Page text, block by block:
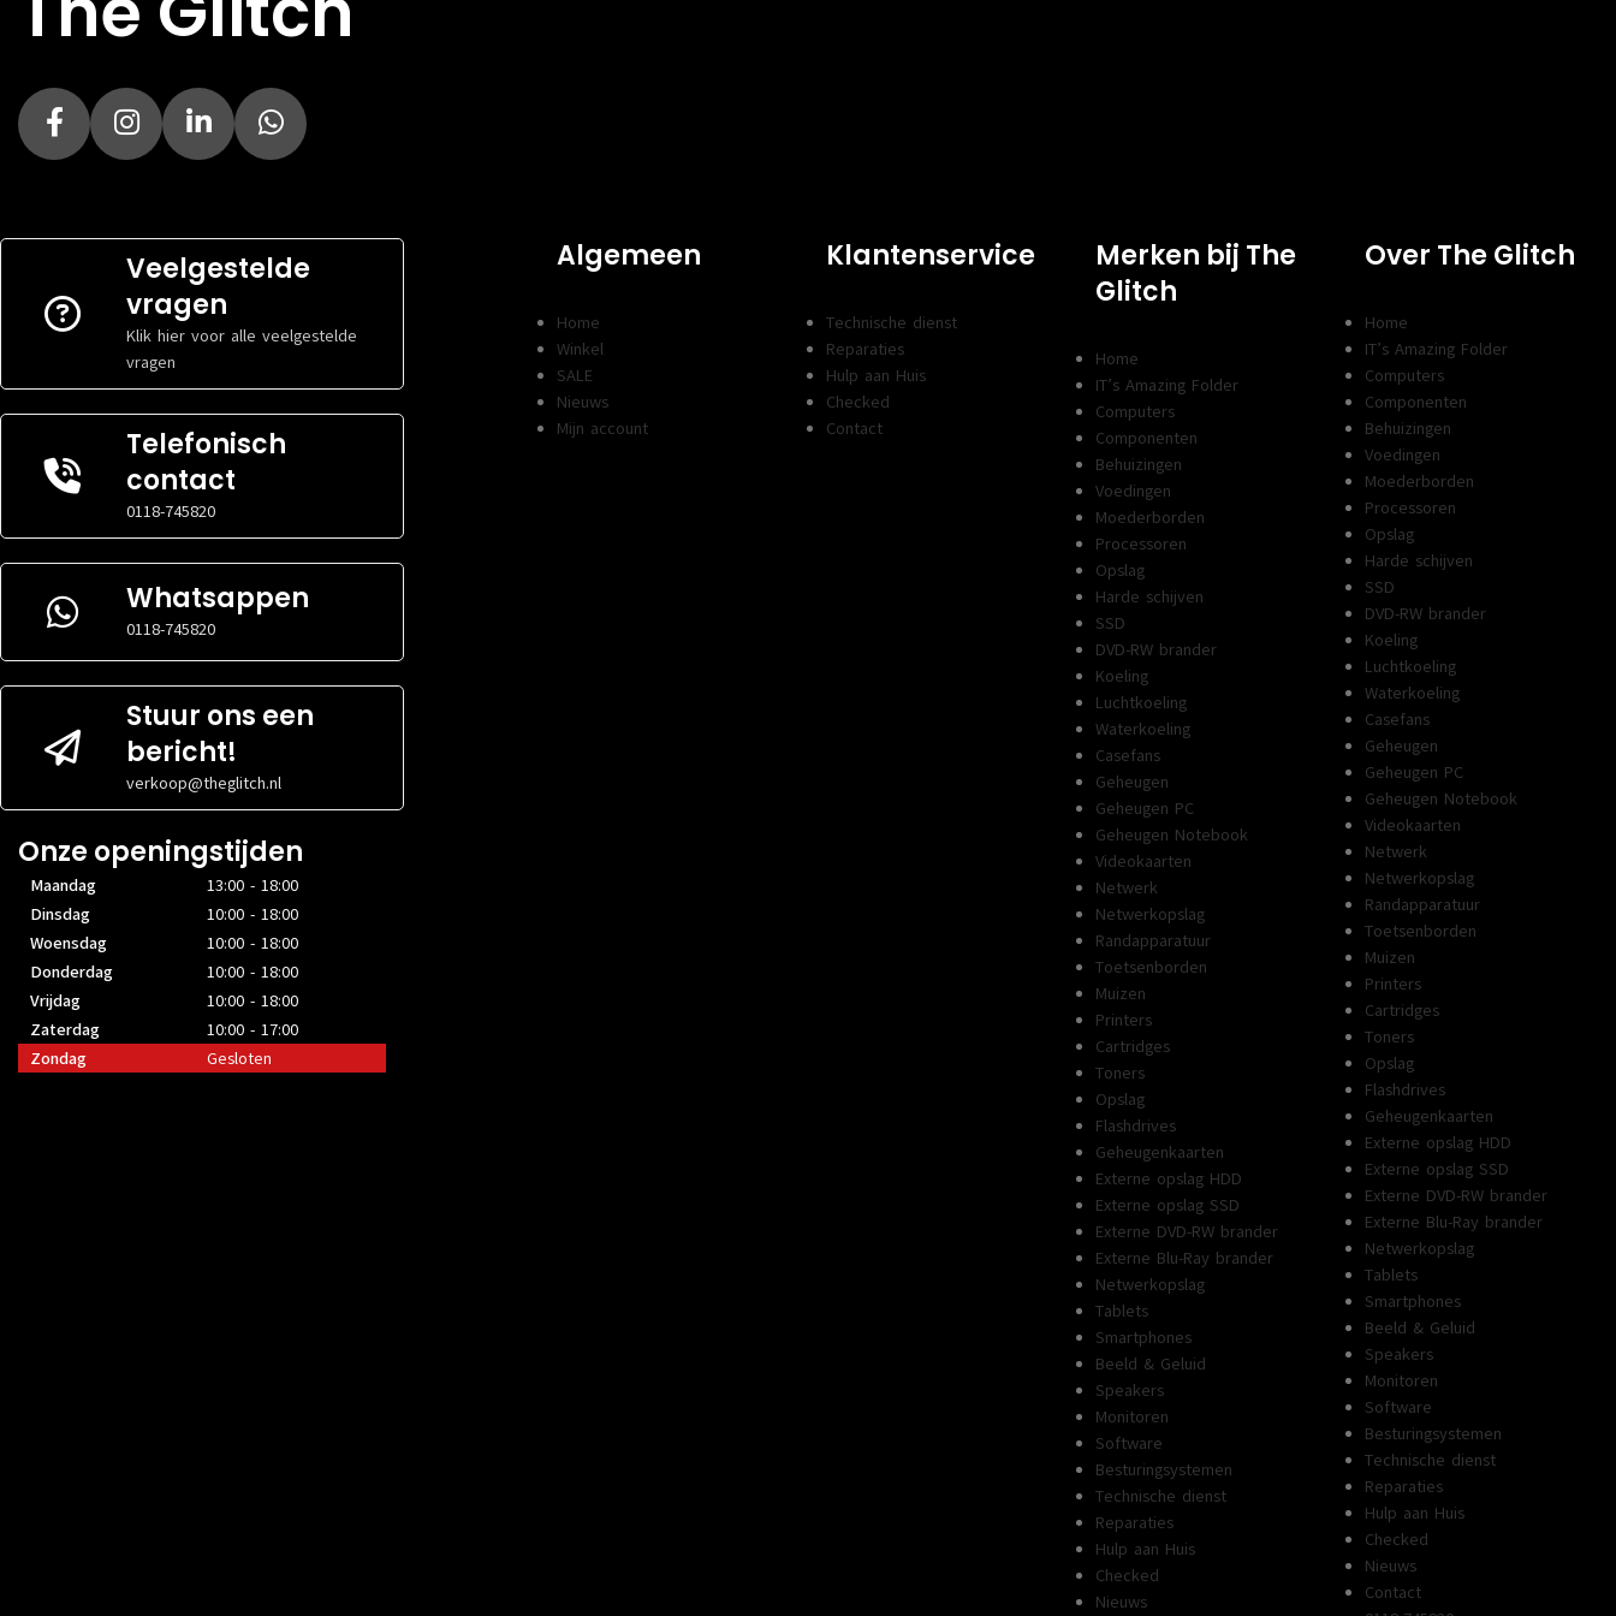
Veelgestelde
vragen
Klik hier voor alle veelgestelde
vragen
Telefonisch
contact
0118-745820
Whatsappen
0118-745820
Stuur ons een
bericht!
verkoop@theglitch.nl
Onze openingstijden
Maandag
13:00 - 18:00
Dinsdag
10:00 - 18:00
Woensdag
10:00 - 18:00
Donderdag
10:00 - 18:00
Vrijdag
10:00 - 18:00
Zaterdag
10:00 - 17:00
Zondag
Gesloten
Algemeen
Home
Winkel
SALE
Nieuws
Mijn account
Klantenservice
Technische dienst
Reparaties
Hulp aan Huis
Checked
Contact
Merken bij The
Glitch
Home
IT’s Amazing Folder
Computers
Componenten
Behuizingen
Voedingen
Moederborden
Processoren
Opslag
Harde schijven
SSD
DVD-RW brander
Koeling
Luchtkoeling
Waterkoeling
Casefans
Geheugen
Geheugen PC
Geheugen Notebook
Videokaarten
Netwerk
Netwerkopslag
Randapparatuur
Toetsenborden
Muizen
Printers
Cartridges
Toners
Opslag
Flashdrives
Geheugenkaarten
Externe opslag HDD
Externe opslag SSD
Externe DVD-RW brander
Externe Blu-Ray brander
Netwerkopslag
Tablets
Smartphones
Beeld & Geluid
Speakers
Monitoren
Software
Besturingsystemen
Technische dienst
Reparaties
Hulp aan Huis
Checked
Nieuws
Over The Glitch
Home
IT’s Amazing Folder
Computers
Componenten
Behuizingen
Voedingen
Moederborden
Processoren
Opslag
Harde schijven
SSD
DVD-RW brander
Koeling
Luchtkoeling
Waterkoeling
Casefans
Geheugen
Geheugen PC
Geheugen Notebook
Videokaarten
Netwerk
Netwerkopslag
Randapparatuur
Toetsenborden
Muizen
Printers
Cartridges
Toners
Opslag
Flashdrives
Geheugenkaarten
Externe opslag HDD
Externe opslag SSD
Externe DVD-RW brander
Externe Blu-Ray brander
Netwerkopslag
Tablets
Smartphones
Beeld & Geluid
Speakers
Monitoren
Software
Besturingsystemen
Technische dienst
Reparaties
Hulp aan Huis
Checked
Nieuws
Contact